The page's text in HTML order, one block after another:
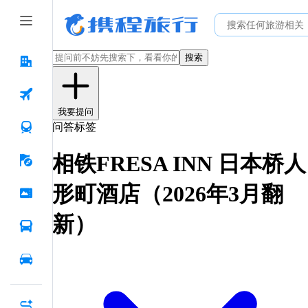
搜索
我要提问
问答标签
相铁FRESA INN 日本桥人
形町酒店（2026年3月翻
新）